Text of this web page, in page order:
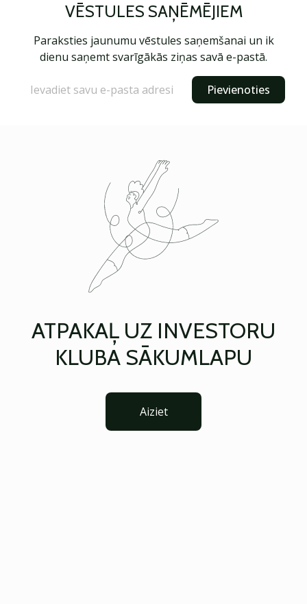
VĒSTULES SAŅĒMĒJIEM
Paraksties jaunumu vēstules saņemšanai un ik
dienu saņemt svarīgākās ziņas savā e-pastā.
Pievienoties
ATPAKAĻ UZ INVESTORU
KLUBA SĀKUMLAPU
Aiziet